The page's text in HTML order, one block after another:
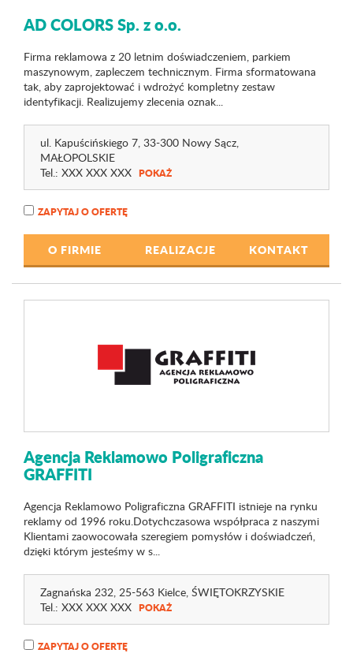
AD COLORS Sp. z o.o.
Firma reklamowa z 20 letnim doświadczeniem, parkiem
maszynowym, zapleczem technicznym. Firma sformatowana
tak, aby zaprojektować i wdrożyć kompletny zestaw
identyfikacji. Realizujemy zlecenia oznak...
ul. Kapuścińskiego 7, 33-300 Nowy Sącz,
MAŁOPOLSKIE
Tel.: XXX XXX XXX POKAŻ
ZAPYTAJ O OFERTĘ
O FIRMIE REALIZACJE KONTAKT
Agencja Reklamowo Poligraficzna
GRAFFITI
Agencja Reklamowo Poligraficzna GRAFFITI istnieje na rynku
reklamy od 1996 roku.Dotychczasowa współpraca z naszymi
Klientami zaowocowała szeregiem pomysłów i doświadczeń,
dzięki którym jesteśmy w s...
Zagnańska 232, 25-563 Kielce, ŚWIĘTOKRZYSKIE
Tel.: XXX XXX XXX POKAŻ
ZAPYTAJ O OFERTĘ